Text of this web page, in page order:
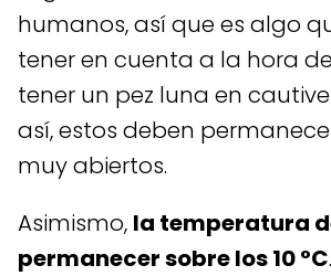
humanos, así que es algo
tener en cuenta a la hora
tener un pez luna en
así, estos deben
muy abiertos.
Asimismo, la temperatura
permanecer sobre los 10 °C